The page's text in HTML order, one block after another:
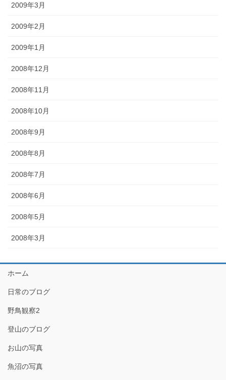
2009年3月
2009年2月
2009年1月
2008年12月
2008年11月
2008年10月
2008年9月
2008年8月
2008年7月
2008年6月
2008年5月
2008年3月
ホーム
日常のブログ
野鳥観察2
登山のブログ
お山の写真
魚沼の写真